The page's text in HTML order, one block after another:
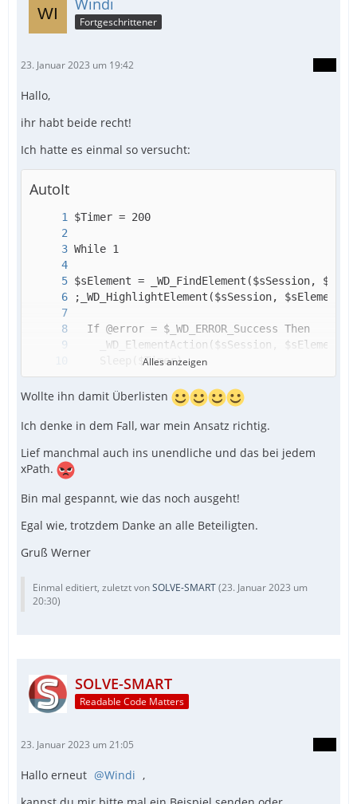
Fortgeschrittener
23. Januar 2023 um 19:42
Hallo,
ihr habt beide recht!
Ich hatte es einmal so versucht:
AutoIt
WEnd
Alles anzeigen
Wollte ihn damit Überlisten
Ich denke in dem Fall, war mein Ansatz richtig.
Lief manchmal auch ins unendliche und das bei jedem
xPath.
Bin mal gespannt, wie das noch ausgeht!
Egal wie, trotzdem Danke an alle Beteiligten.
Gruß Werner
Einmal editiert, zuletzt vonSOLVE-SMART(23. Januar 2023 um
20:30)
SOLVE-SMART
Readable Code Matters
23. Januar 2023 um 21:05
Hallo erneut Windi ,